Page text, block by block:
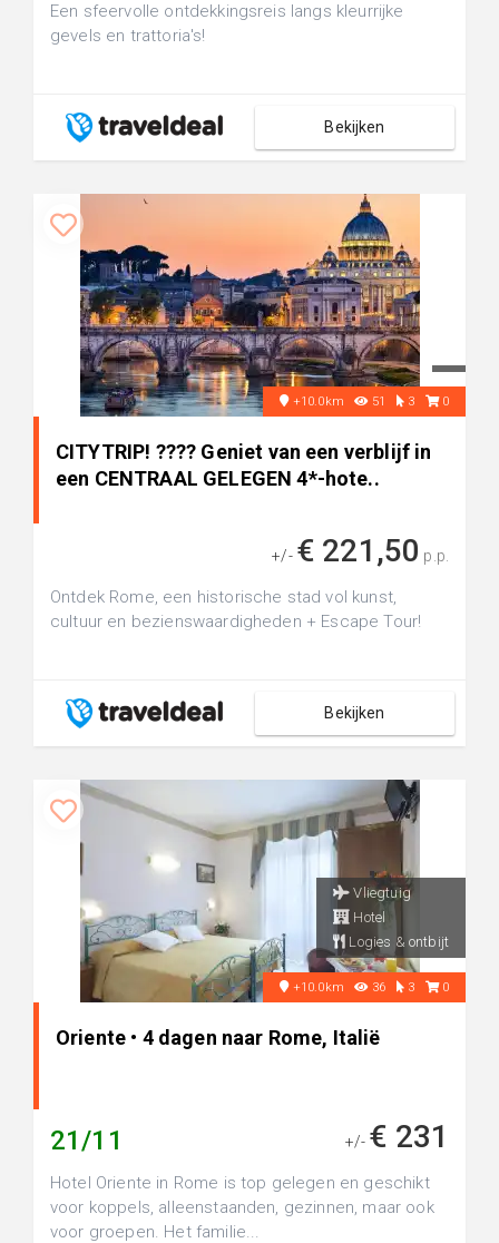
Een sfeervolle ontdekkingsreis langs kleurrijke
gevels en trattoria's!
Bekijken
+10.0km 51 3 0
CITYTRIP! ???? Geniet van een verblijf in
een CENTRAAL GELEGEN 4*-hote..
+/- € 221,50 p.p.
Ontdek Rome, een historische stad vol kunst,
cultuur en bezienswaardigheden + Escape Tour!
Bekijken
Vliegtuig
Hotel
Logies & ontbijt
+10.0km 36 3 0
Oriente • 4 dagen naar Rome, Italië
21/11 +/- € 231
Hotel Oriente in Rome is top gelegen en geschikt
voor koppels, alleenstaanden, gezinnen, maar ook
voor groepen. Het familie...